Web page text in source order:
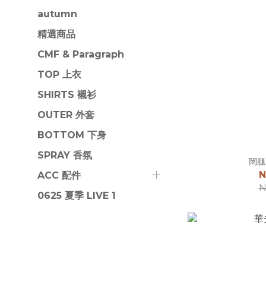
autumn
精選商品
CMF & Paragraph
TOP 上衣
SHIRTS 襯衫
OUTER 外套
BOTTOM 下身
SPRAY 香氛
ACC 配件
0625 夏季 LIVE 1
闊